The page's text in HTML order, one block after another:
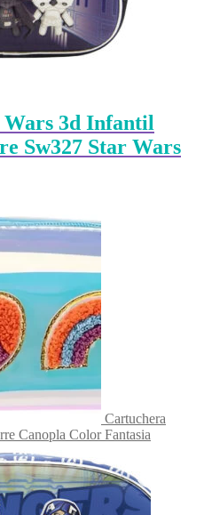
3d Infantil
Sw327 Star Wars
Cartuchera
Canopla Color Fantasia